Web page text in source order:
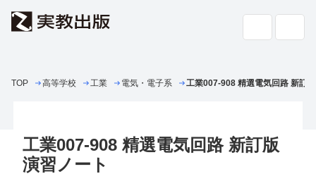
検索
高校教科書・副教材
TOP 高等学校 工業 電気・電子系 工業007-908 精選電気回路 新訂
工業007-908 精選電気回路 新訂版
演習ノート